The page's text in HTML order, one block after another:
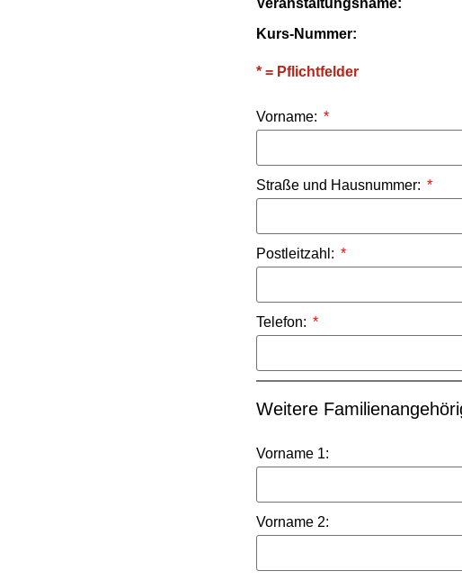
Veranstaltungsname:
Kurs-Nummer:
* = Pflichtfelder
Vorname:
Straße und Hausnummer:
Postleitzahl:
Telefon:
Weitere
Vorname 1:
Vorname 2: